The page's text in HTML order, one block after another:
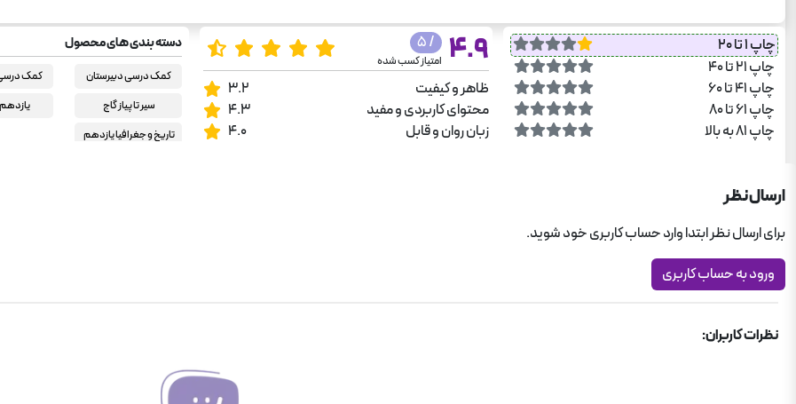
چاپ 1 تا 20
چاپ 21 تا 40
چاپ 41 تا 60
چاپ 61 تا 80
چاپ 81 به بالا
4.9
/ 5
امتیاز کسب شده
ظاهر و کیفیت
3.2
محتوای کاربردی و مفید
4.3
زبان روان و قابل
4.0
دسته بندی های محصول
کمک درسی دبیرستان
کمک
سیر تا پیاز گاج
تاریخ و جغرافیا یازدهم
ارسال نظر
برای ارسال نظر ابتدا وارد حساب کاربری خود شوید.
ورود به حساب کاربری
نظرات کاربران: